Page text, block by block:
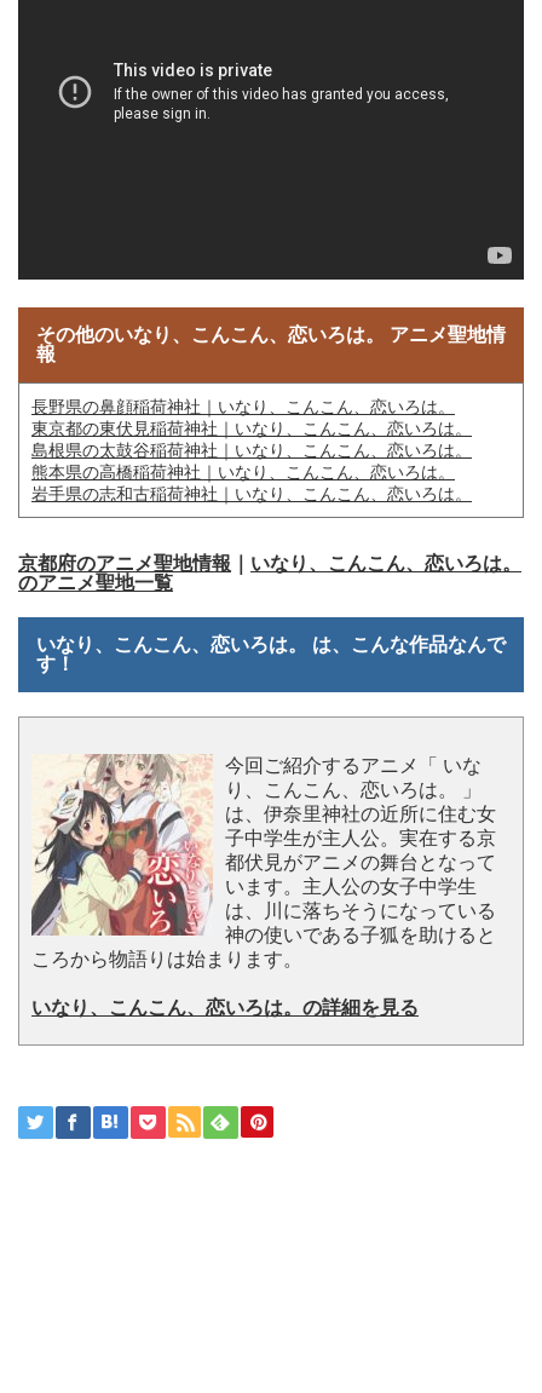
その他のいなり、こんこん、恋いろは。 アニメ聖地情
報
長野県の鼻顔稲荷神社｜いなり、こんこん、恋いろは。
東京都の東伏見稲荷神社｜いなり、こんこん、恋いろは。
島根県の太鼓谷稲荷神社｜いなり、こんこん、恋いろは。
熊本県の高橋稲荷神社｜いなり、こんこん、恋いろは。
岩手県の志和古稲荷神社｜いなり、こんこん、恋いろは。
京都府のアニメ聖地情報
いなり、こんこん、恋いろは。
のアニメ聖地一覧
いなり、こんこん、恋いろは。 は、こんな作品なんで
す！
今回ご紹介するアニメ「 いな
り、こんこん、恋いろは。 」
は、伊奈里神社の近所に住む女
子中学生が主人公。実在する京
都伏見がアニメの舞台となって
います。主人公の女子中学生
は、川に落ちそうになっている
神の使いである子狐を助けると
ころから物語りは始まります。
いなり、こんこん、恋いろは。の詳細を見る